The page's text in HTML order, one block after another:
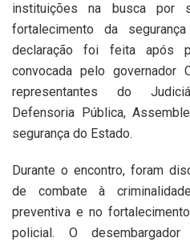
instituições na busca por
fortalecimento da
declaração foi feita após
convocada pelo governador
representantes do
Defensoria Pública,
segurança do Estado.
Durante o encontro, foram
de combate à
preventiva e no
policial. O